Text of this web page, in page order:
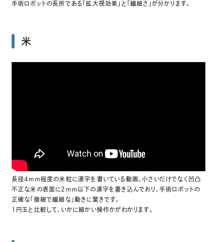
手術ロボットの長所である「拡大視効果」と「繊細さ」が分かります。
米
長径4mm程度の米粒に漢字を書いている動画。小さいだけでなく凹凸
不正な米の表面に2mm以下の漢字を書き込んでおり、手術ロボットの
正確な「微細で繊細な」動きに驚きです。
1円玉と比較して、いかに細かい操作かがわかります。